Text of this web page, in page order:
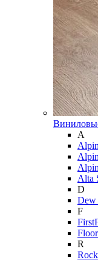
A
Alta
D
Dew
F
R